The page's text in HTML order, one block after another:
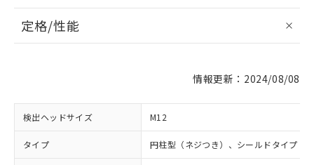
定格/性能
情報更新：2024/08/08
検出ヘッドサイズ M12
タイプ 円柱型（ネジつき）、シールドタイプ